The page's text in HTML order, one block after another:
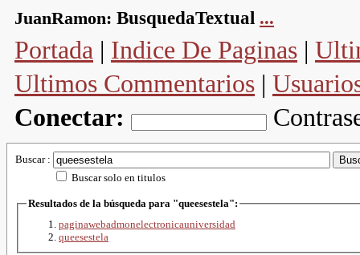
JuanRamon: BusquedaTextual ...
Portada | Indice De Paginas |
Ultimos Commentarios |
Conectar:
Buscar :
Buscar solo en titulos
Resultados de la búsqueda para "queesestela":
paginawebadmonelectronicauniversidad
queesestela